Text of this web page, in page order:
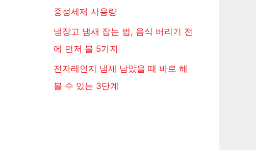
중성세제 사용량
냉장고 냄새 잡는 법, 음식 버리기 전
에 먼저 볼 5가지
전자레인지 냄새 남았을 때 바로 해
볼 수 있는 3단계